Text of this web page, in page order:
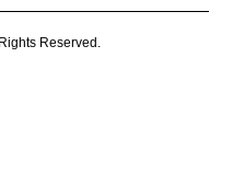
Reserved.